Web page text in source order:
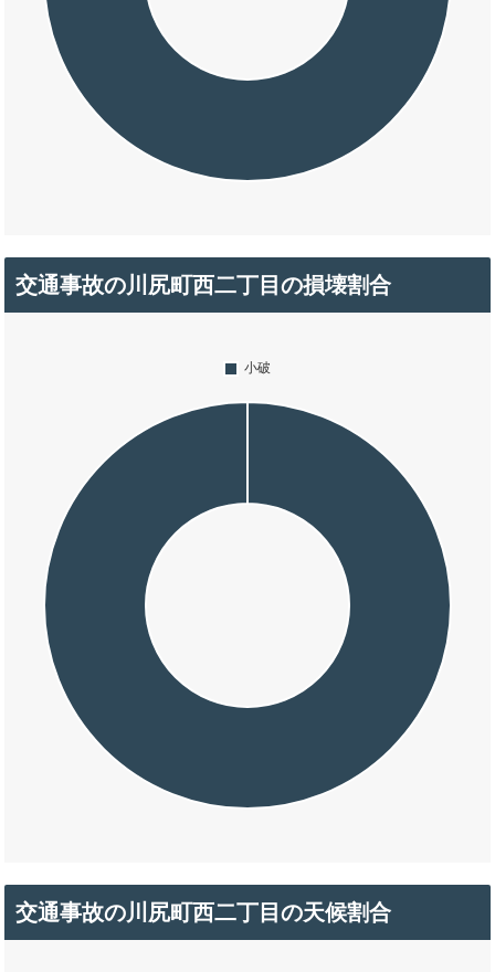
交通事故の川尻町西二丁目の損壊割合
交通事故の川尻町西二丁目の天候割合